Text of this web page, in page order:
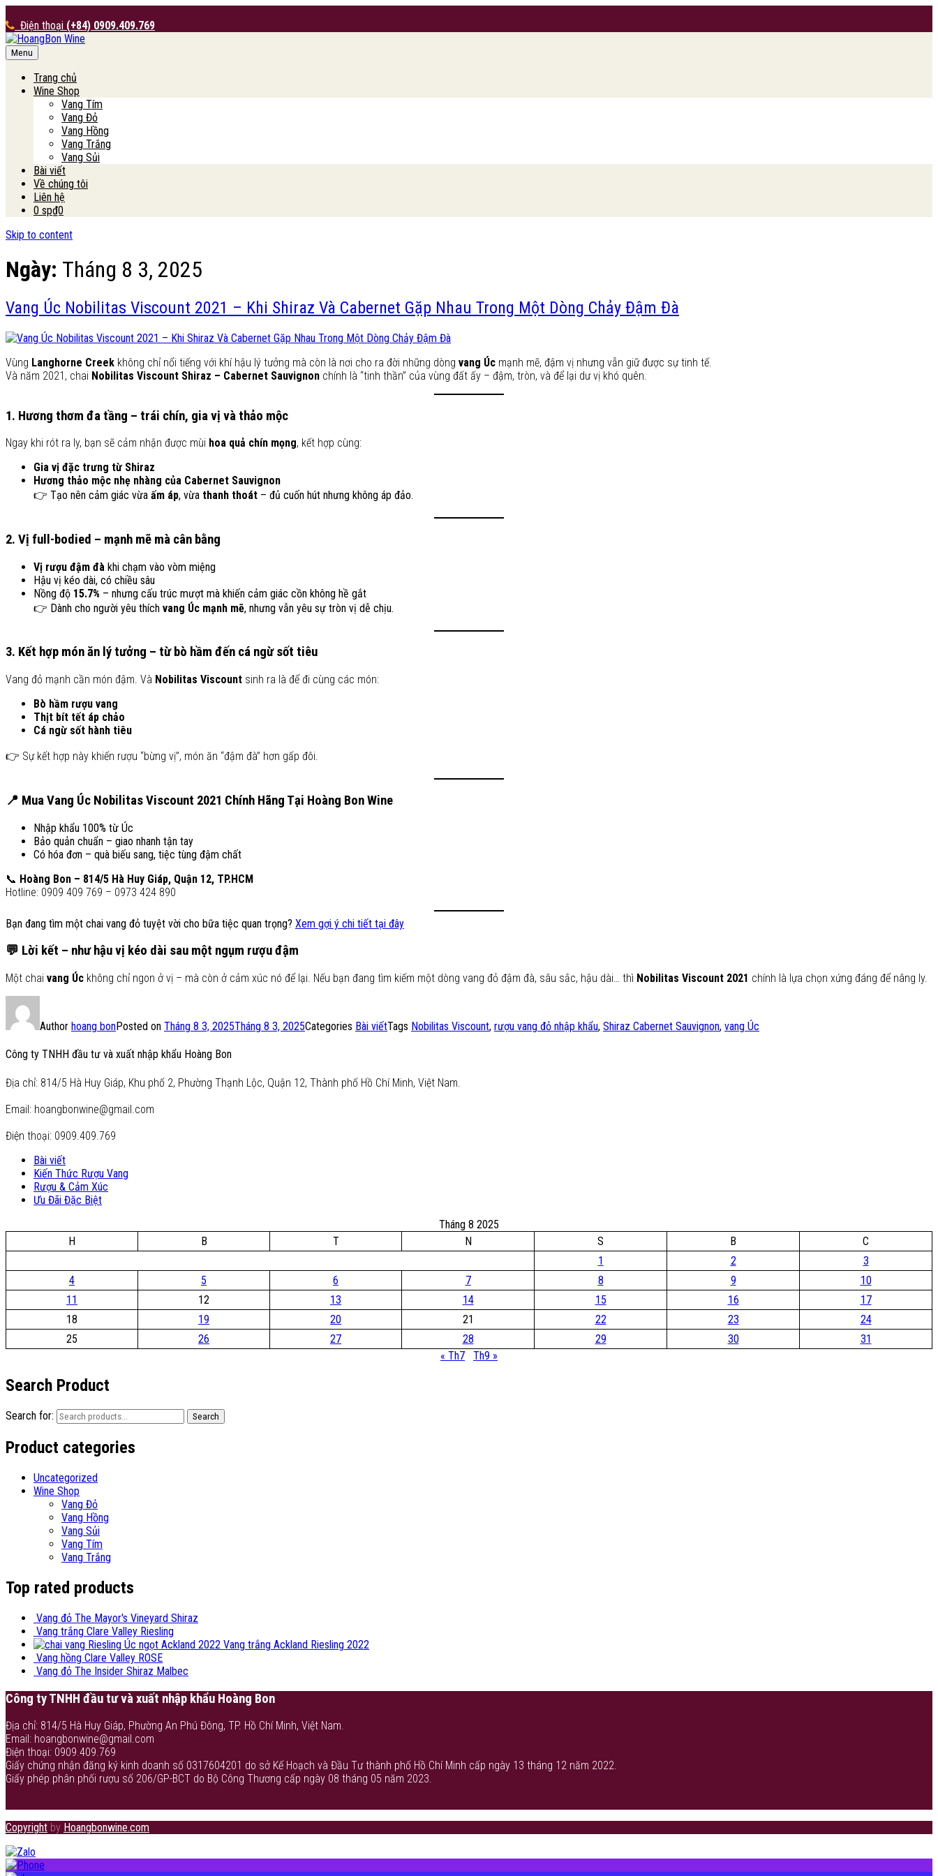
Điện thoại (+84) 0909.409.769
HoangBon Wine
Menu
Trang chủ
Wine Shop
Vang Tím
Vang Đỏ
Vang Hồng
Vang Trắng
Vang Sủi
Bài viết
Về chúng tôi
Liên hệ
0 sp₫0
Skip to content
Ngày: Tháng 8 3, 2025
Vang Úc Nobilitas Viscount 2021 – Khi Shiraz Và Cabernet Gặp Nhau Trong Một Dòng Chảy Đậm Đà
Vùng Langhorne Creek không chỉ nổi tiếng với khí hậu lý tưởng mà còn là nơi cho ra đời những dòng vang Úc mạnh mẽ, đậm vị nhưng vẫn giữ được sự tinh tế.
Và năm 2021, chai Nobilitas Viscount Shiraz – Cabernet Sauvignon chính là “tinh thần” của vùng đất ấy – đậm, tròn, và để lại dư vị khó quên.
1. Hương thơm đa tầng – trái chín, gia vị và thảo mộc
Ngay khi rót ra ly, bạn sẽ cảm nhận được mùi hoa quả chín mọng, kết hợp cùng:
Gia vị đặc trưng từ Shiraz
Hương thảo mộc nhẹ nhàng của Cabernet Sauvignon
👉 Tạo nên cảm giác vừa ấm áp, vừa thanh thoát – đủ cuốn hút nhưng không áp đảo.
2. Vị full-bodied – mạnh mẽ mà cân bằng
Vị rượu đậm đà khi chạm vào vòm miệng
Hậu vị kéo dài, có chiều sâu
Nồng độ 15.7% – nhưng cấu trúc mượt mà khiến cảm giác cồn không hề gắt
👉 Dành cho người yêu thích vang Úc mạnh mẽ, nhưng vẫn yêu sự tròn vị dễ chịu.
3. Kết hợp món ăn lý tưởng – từ bò hầm đến cá ngừ sốt tiêu
Vang đỏ mạnh cần món đậm. Và Nobilitas Viscount sinh ra là để đi cùng các món:
Bò hầm rượu vang
Thịt bít tết áp chảo
Cá ngừ sốt hành tiêu
👉 Sự kết hợp này khiến rượu “bừng vị”, món ăn “đậm đà” hơn gấp đôi.
📍 Mua Vang Úc Nobilitas Viscount 2021 Chính Hãng Tại Hoàng Bon Wine
Nhập khẩu 100% từ Úc
Bảo quản chuẩn – giao nhanh tận tay
Có hóa đơn – quà biếu sang, tiệc tùng đậm chất
📞 Hoàng Bon – 814/5 Hà Huy Giáp, Quận 12, TP.HCM
Hotline: 0909 409 769 – 0973 424 890
Bạn đang tìm một chai vang đỏ tuyệt vời cho bữa tiệc quan trọng? Xem gợi ý chi tiết tại đây
💬 Lời kết – như hậu vị kéo dài sau một ngụm rượu đậm
Một chai vang Úc không chỉ ngon ở vị – mà còn ở cảm xúc nó để lại. Nếu bạn đang tìm kiếm một dòng vang đỏ đậm đà, sâu sắc, hậu dài… thì Nobilitas Viscount 2021 chính là lựa chọn xứng đáng để nâng ly.
Author hoang bonPosted on Tháng 8 3, 2025Tháng 8 3, 2025Categories Bài viếtTags Nobilitas Viscount, rượu vang đỏ nhập khẩu, Shiraz Cabernet Sauvignon, vang Úc
Công ty TNHH đầu tư và xuất nhập khẩu Hoàng Bon
Địa chỉ: 814/5 Hà Huy Giáp, Khu phố 2, Phường Thạnh Lộc, Quận 12, Thành phố Hồ Chí Minh, Việt Nam.
Email: hoangbonwine@gmail.com
Điện thoại: 0909.409.769
Bài viết
Kiến Thức Rượu Vang
Rượu & Cảm Xúc
Ưu Đãi Đặc Biệt
Tháng 8 2025
H
B T N S B
C
1
2
3
4
5 6 7 8 9
10
11
12 13 14 15 16
17
18
19 20 21 22 23
24
25
26 27 28 29 30
31
« Th7
Th9 »
Search Product
Search for: Search
Product categories
Uncategorized
Wine Shop
Vang Đỏ
Vang Hồng
Vang Sủi
Vang Tím
Vang Trắng
Top rated products
Vang đỏ The Mayor's Vineyard Shiraz
Vang trắng Clare Valley Riesling
Vang trắng Ackland Riesling 2022
Vang hồng Clare Valley ROSE
Vang đỏ The Insider Shiraz Malbec
Công ty TNHH đầu tư và xuất nhập khẩu Hoàng Bon
Địa chỉ: 814/5 Hà Huy Giáp, Phường An Phú Đông, TP. Hồ Chí Minh, Việt Nam.
Email: hoangbonwine@gmail.com
Điện thoại: 0909.409.769
Giấy chứng nhận đăng ký kinh doanh số 0317604201 do sở Kế Hoạch và Đầu Tư thành phố Hồ Chí Minh cấp ngày 13 tháng 12 năm 2022.
Giấy phép phân phối rượu số 206/GP-BCT do Bộ Công Thương cấp ngày 08 tháng 05 năm 2023.
Copyright by Hoangbonwine.com